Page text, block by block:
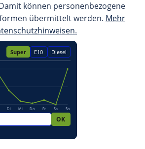
können personenbezogene
übermittelt werden. Mehr